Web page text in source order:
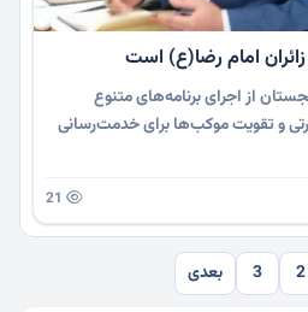
امام رضا(ع) است
از اجرای برنامه‌های متنوع
و تقویت موکب‌ها برای خدمت‌رسانی
2
3 بعدی